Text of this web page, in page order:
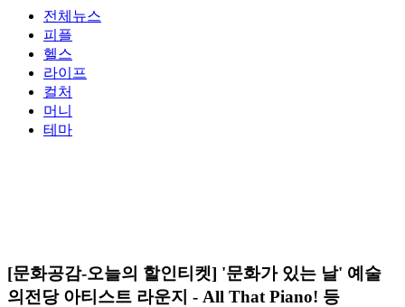
전체뉴스
피플
헬스
라이프
컬처
머니
테마
[문화공감-오늘의 할인티켓] '문화가 있는 날' 예술
의전당 아티스트 라운지 - All That Piano! 등